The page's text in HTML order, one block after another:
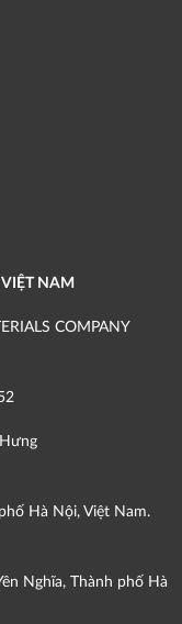
NAM
COMPANY
Hà Nội, Việt Nam.
Nghĩa, Thành phố Hà